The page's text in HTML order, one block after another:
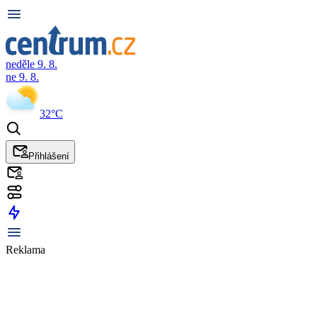
neděle 9. 8.
ne 9. 8.
32°C
Přihlášení
Reklama